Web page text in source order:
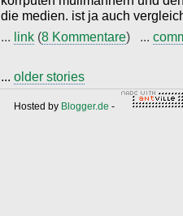
die medien. ist ja auch
... link (8 Kommentare) ...
... older stories
Hosted by Blogger.de -